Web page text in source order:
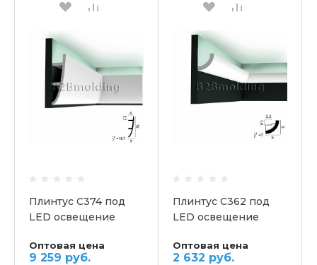
Плинтус C374 под
LED освещение
Оптовая цена
9 259 руб.
Плинтус C362 под
LED освещение
Оптовая цена
2 632 руб.